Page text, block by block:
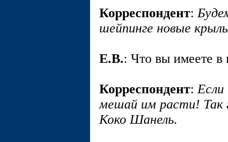
Корреспондент:
шейпинге новые
E.В.: Что вы имеете в
Корреспондент:
мешай им расти! Так
Коко Шанель.